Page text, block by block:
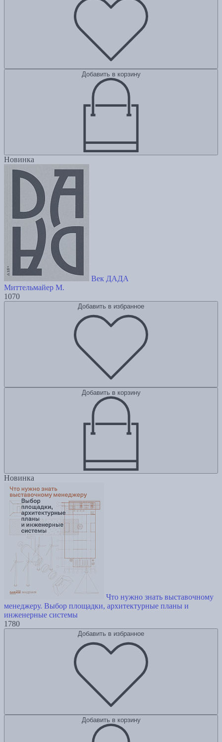
Добавить в корзину
Новинка
Век ДАДА
Миттельмайер М.
1070
Добавить в избранное
Добавить в корзину
Новинка
Что нужно знать выставочному
менеджеру. Выбор площадки, архитектурные планы и
инженерные системы
1780
Добавить в избранное
Добавить в корзину